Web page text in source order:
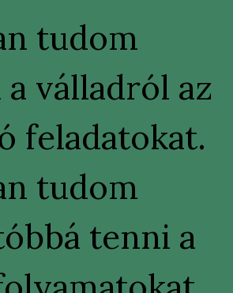
tudom
válladról az
feladatokat.
tudom
tenni a